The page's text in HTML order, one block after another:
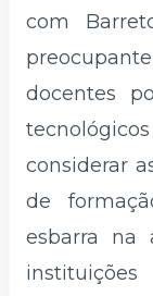
com
docentes
considerar
de
esbarra na